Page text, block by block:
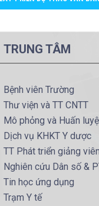
TRUNG TÂM
Bệnh viên Trường
Thư viện và TT CNTT
Mô phỏng và Huấn
Dịch vụ KHKT Y dược
TT Phát triển giảng
Nghiên cứu Dân số &
Tin học ứng dụng
Trạm Y tế